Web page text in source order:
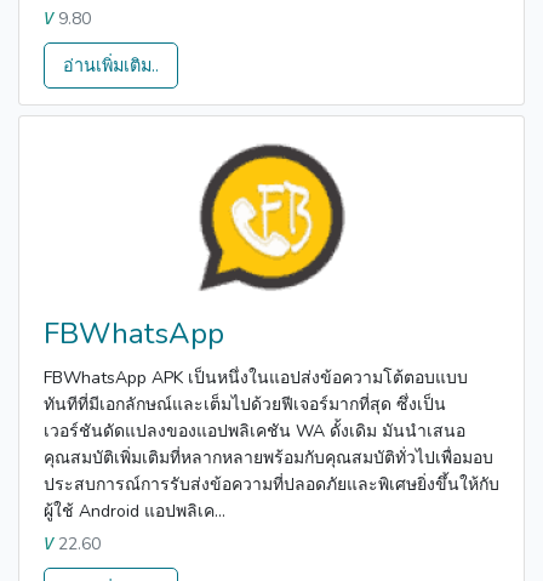
V9.80
อ่านเพิ่มเติม..
FBWhatsApp
FBWhatsApp APK เป็นหนึ่งในแอปส่งข้อความโต้ตอบแบบ
ทันทีที่มีเอกลักษณ์และเต็มไปด้วยฟีเจอร์มากที่สุด ซึ่งเป็น
เวอร์ชันดัดแปลงของแอปพลิเคชัน WA ดั้งเดิม มันนำเสนอ
คุณสมบัติเพิ่มเติมที่หลากหลายพร้อมกับคุณสมบัติทั่วไปเพื่อมอบ
ประสบการณ์การรับส่งข้อความที่ปลอดภัยและพิเศษยิ่งขึ้นให้กับ
ผู้ใช้ Android แอปพลิเค...
V22.60